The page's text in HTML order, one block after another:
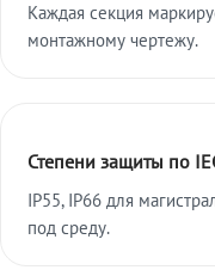
Каждая секция
монтажному чертежу.
Степени защиты по
IP55, IP66 для
под среду.